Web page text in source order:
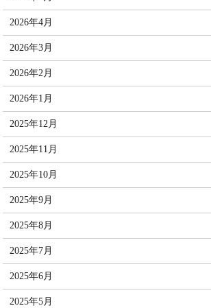
2026年4月
2026年3月
2026年2月
2026年1月
2025年12月
2025年11月
2025年10月
2025年9月
2025年8月
2025年7月
2025年6月
2025年5月